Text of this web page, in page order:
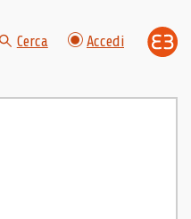
Cerca Accedi